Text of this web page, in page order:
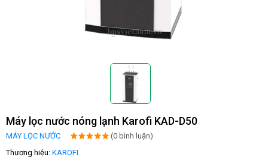
Máy lọc nước nóng lạnh Karofi KAD-D50
MÁY LỌC NƯỚC
(0 bình luận)
Thương hiệu: KAROFI